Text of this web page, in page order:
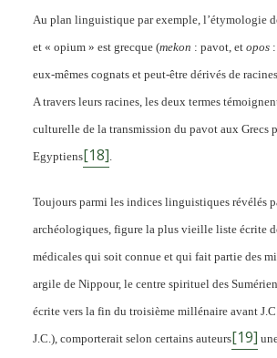
Au plan linguistique par exemple, l’étymologie
et « opium » est grecque (mekon : pavot, et opos:
eux-mêmes cognats et peut-être dérivés de
A travers leurs racines, les deux termes
culturelle de la transmission du pavot aux Grecs
Egyptiens[18].
Toujours parmi les indices linguistiques révélés
archéologiques, figure la plus vieille liste écrite
médicales qui soit connue et qui fait partie des
argile de Nippour, le centre spirituel des
écrite vers la fin du troisième millénaire avant
J.C.), comporterait selon certains auteurs[19]